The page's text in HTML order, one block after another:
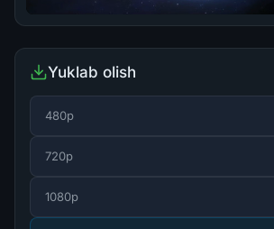
Yuklab olish
480p
720p
1080p